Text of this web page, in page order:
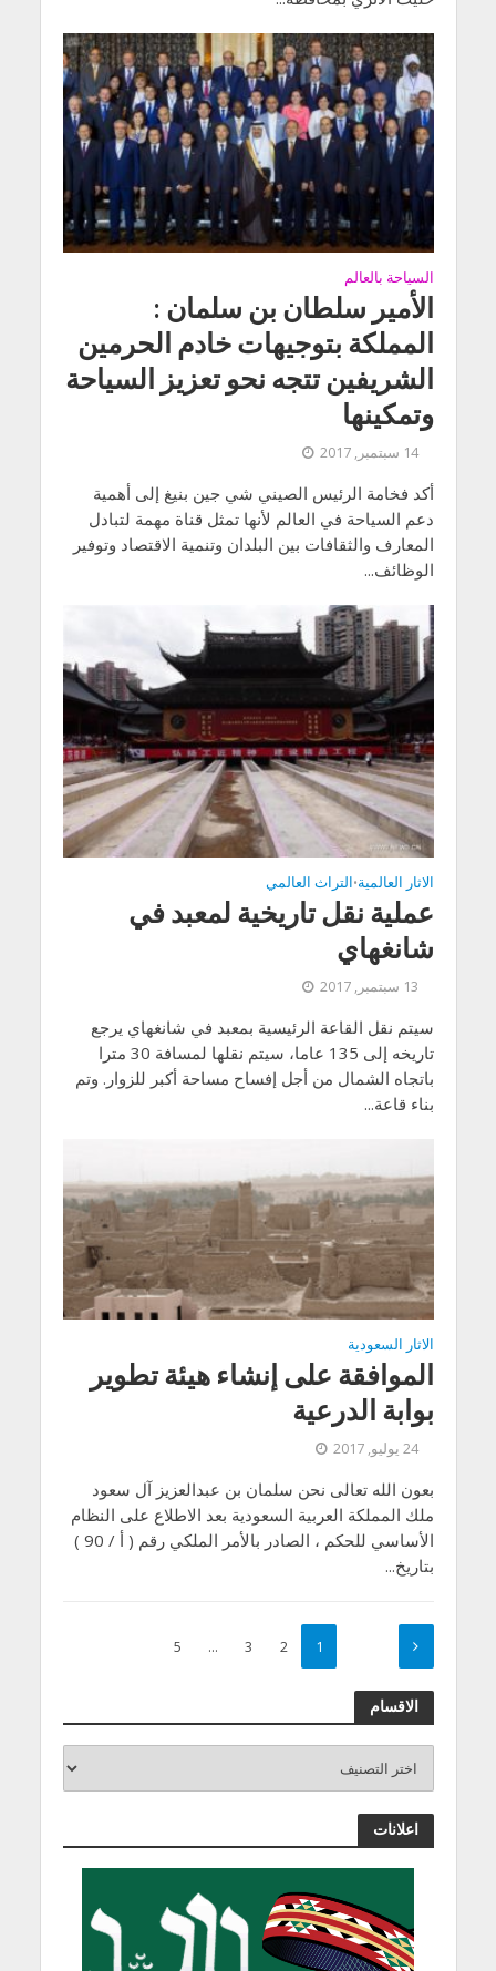
السياحة بالعالم
الأمير سلطان بن سلمان :
المملكة بتوجيهات خادم الحرمين
الشريفين تتجه نحو تعزيز السياحة
وتمكينها
14 سبتمبر, 2017
أكد فخامة الرئيس الصيني شي جين بنيغ إلى أهمية
دعم السياحة في العالم لأنها تمثل قناة مهمة لتبادل
المعارف والثقافات بين البلدان وتنمية الاقتصاد وتوفير
الوظائف...
الاثار العالمية•التراث العالمي
عملية نقل تاريخية لمعبد في
شانغهاي
13 سبتمبر, 2017
سيتم نقل القاعة الرئيسية بمعبد في شانغهاي يرجع
تاريخه إلى 135 عاما، سيتم نقلها لمسافة 30 مترا
باتجاه الشمال من أجل إفساح مساحة أكبر للزوار. وتم
بناء قاعة...
الاثار السعودية
الموافقة على إنشاء هيئة تطوير
بوابة الدرعية
24 يوليو, 2017
بعون الله تعالى نحن سلمان بن عبدالعزيز آل سعود
ملك المملكة العربية السعودية بعد الاطلاع على النظام
الأساسي للحكم ، الصادر بالأمر الملكي رقم ( أ / 90 )
بتاريخ...
1
2
3
…
5
الاقسام
اعلانات